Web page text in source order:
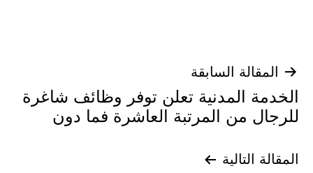
تصفّح
المقالات
المقالة السابقة
الخدمة المدنية تعلن توفر وظائف شاغرة
للرجال من المرتبة العاشرة فما دون
المقالة التالية